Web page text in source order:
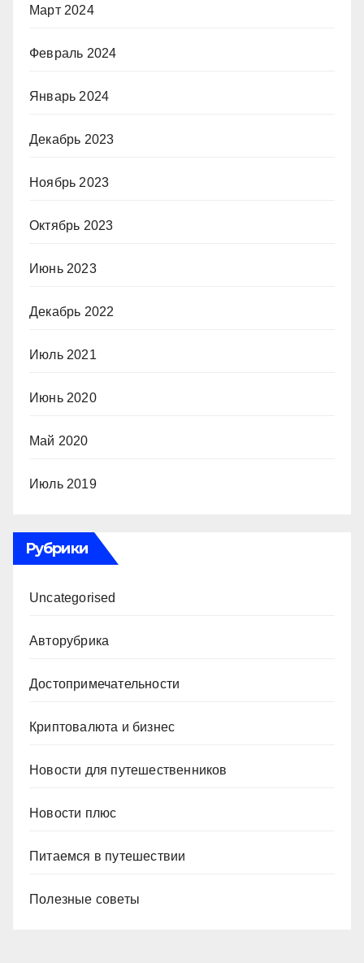
Март 2024
Февраль 2024
Январь 2024
Декабрь 2023
Ноябрь 2023
Октябрь 2023
Июнь 2023
Декабрь 2022
Июль 2021
Июнь 2020
Май 2020
Июль 2019
Рубрики
Uncategorised
Авторубрика
Достопримечательности
Криптовалюта и бизнес
Новости для путешественников
Новости плюс
Питаемся в путешествии
Полезные советы